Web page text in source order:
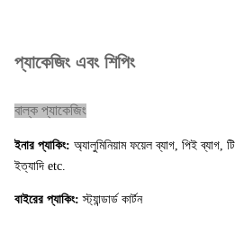
প্যাকেজিং এবং শিপিং
বাল্ক প্যাকেজিং
ইনার প্যাকিং: অ্যালুমিনিয়াম ফয়েল ব্যাগ, পিই ব্যাগ,
ইত্যাদি etc.
বাইরের প্যাকিং: স্ট্যান্ডার্ড কার্টন